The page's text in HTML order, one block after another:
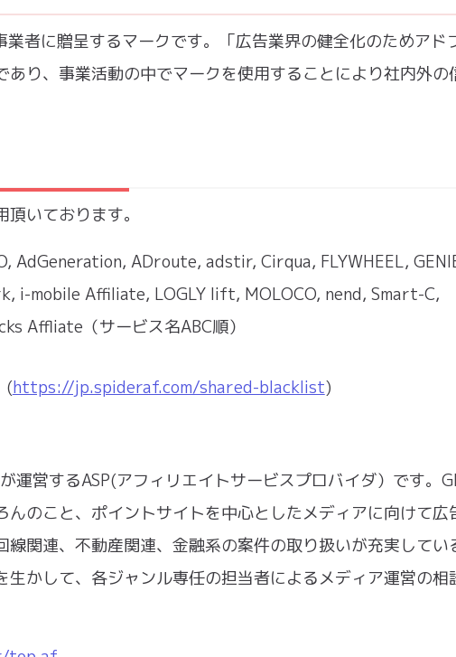
業者に贈呈するマークです。「広告業界の健全化のためアド
あり、事業活動の中でマークを使用することにより社内外の
いております。
AdGeneration, ADroute, adstir, Cirqua, FLYWHEEL,
i-mobile Affiliate, LOGLY lift, MOLOCO, nend, Smart-C,
Affliate（サービス名ABC順）
(https://jp.spideraf.com/shared-blacklist)
運営するASP(アフィリエイトサービスプロバイダ）です。
んのこと、ポイントサイトを中心としたメディアに向けて広
関連、不動産関連、金融系の案件の取り扱いが充実してい
生かして、各ジャンル専任の担当者によるメディア運営の相